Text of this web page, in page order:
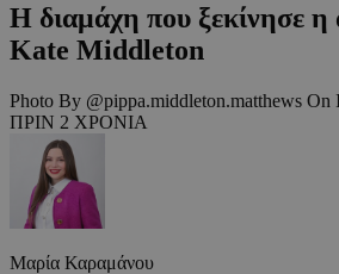
Η διαμάχη που ξεκίνησε
Kate Middleton
Photo By @pippa.middleton.matthews On
ΠΡΙΝ 2 ΧΡΟΝΙΑ
Μαρία Καραμάνου